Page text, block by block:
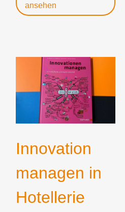
ansehen
Innovation
managen in
Hotellerie